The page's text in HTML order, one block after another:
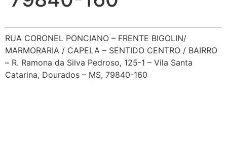
RUA CORONEL PONCIANO – FRENTE BIGOLIN/
MARMORARIA / CAPELA – SENTIDO CENTRO / BAIRRO
– R. Ramona da Silva Pedroso, 125-1 – Vila Santa
Catarina, Dourados – MS, 79840-160